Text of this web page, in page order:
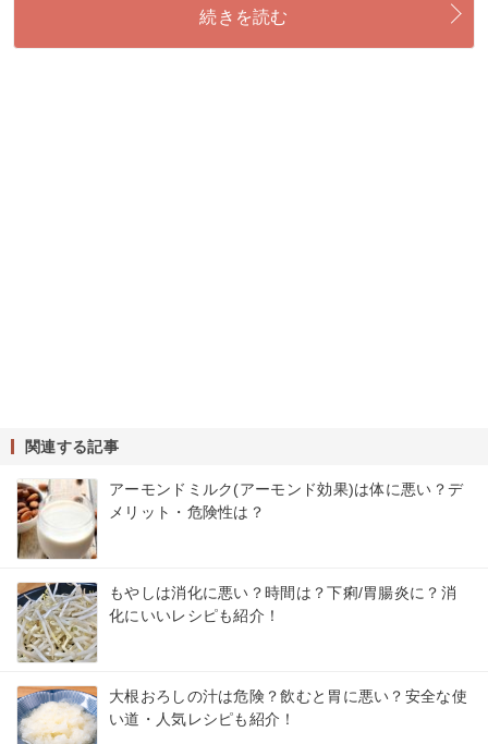
続きを読む
関連する記事
アーモンドミルク(アーモンド効果)は体に悪い？デ
メリット・危険性は？
もやしは消化に悪い？時間は？下痢/胃腸炎に？消
化にいいレシピも紹介！
大根おろしの汁は危険？飲むと胃に悪い？安全な使
い道・人気レシピも紹介！